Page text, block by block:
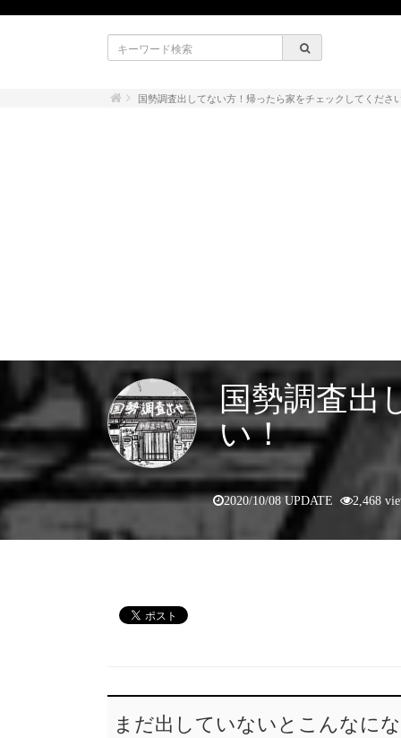
国勢調査出してない方！帰ったら家をチェックしてくださ
国勢調査出
い！
2020/10/08 UPDATE 2,468
まだ出していないとこんなに